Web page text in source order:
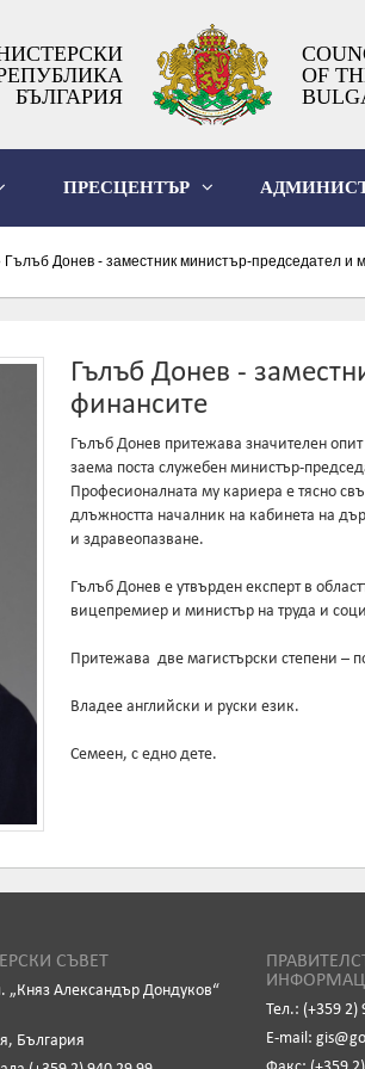
БЪЛГАРИЯ
OF
ПРЕСЦЕНТЪР
Гълъб Донев - заместник министър-председател и
Гълъб Донев -
финансите
Гълъб Донев притежава значителен
заема поста служебен министър-
Професионалната му кариера е тясно
длъжността началник на кабинета на
и здравеопазване.
Гълъб Донев е утвърден експерт в
вицепремиер и министър на труда и
Притежава две магистърски степени –
Владее английски и руски език.
Семеен, с едно дете.
СЪВЕТ
„Княз Александър Дондуков“
България
Тел.: (+359 2)
Е-mail: